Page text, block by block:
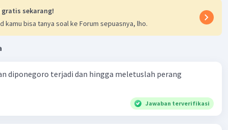
bermakna mau bekerjasama dengan pemerintahan
untuk mencapai suatu tujuan. Penggunaan strategi
kooperatif salah satunya adalah bertujuan untuk
kaum pergerakan nasional. Terdapat beberapa
gratis sekarang!
kamu bisa tanya soal ke Forum sepuasnya, lho.
diponegoro terjadi dan hingga meletuslah perang
Jawaban terverifikasi